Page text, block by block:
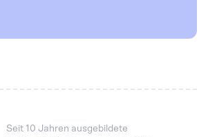
Seit 10 Jahren ausgebildete